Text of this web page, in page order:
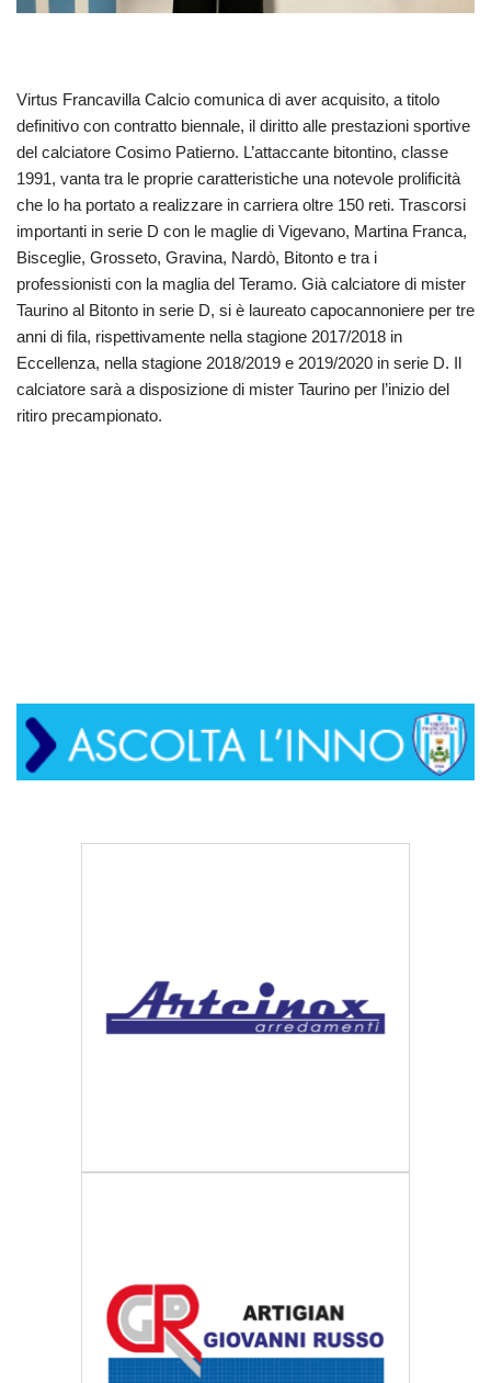
Virtus Francavilla Calcio comunica di aver acquisito, a titolo
definitivo con contratto biennale, il diritto alle prestazioni sportive
del calciatore Cosimo Patierno. L’attaccante bitontino, classe
1991, vanta tra le proprie caratteristiche una notevole prolificità
che lo ha portato a realizzare in carriera oltre 150 reti. Trascorsi
importanti in serie D con le maglie di Vigevano, Martina Franca,
Bisceglie, Grosseto, Gravina, Nardò, Bitonto e tra i
professionisti con la maglia del Teramo. Già calciatore di mister
Taurino al Bitonto in serie D, si è laureato capocannoniere per tre
anni di fila, rispettivamente nella stagione 2017/2018 in
Eccellenza, nella stagione 2018/2019 e 2019/2020 in serie D. Il
calciatore sarà a disposizione di mister Taurino per l’inizio del
ritiro precampionato.